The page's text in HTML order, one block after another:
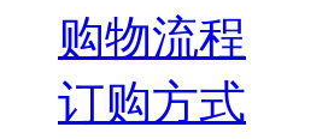
购物流程
订购方式